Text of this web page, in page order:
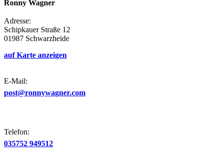
Ronny Wagner
Adresse:
Schipkauer Straße 12
01987 Schwarzheide
auf Karte anzeigen
E-Mail:
post@ronnywagner.com
Telefon:
035752 949512